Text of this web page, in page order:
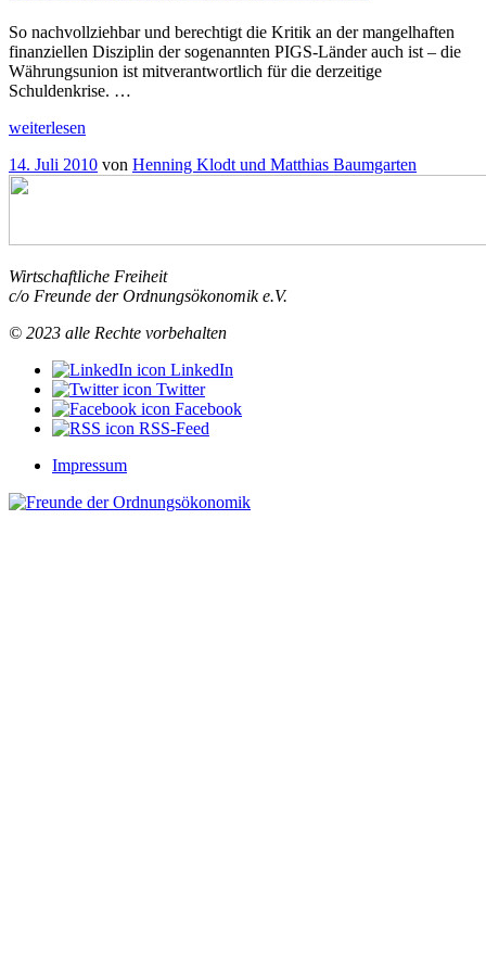
So nachvollziehbar und berechtigt die Kritik an der mangelhaften
finanziellen Disziplin der sogenannten PIGS-Länder auch ist – die
Währungsunion ist mitverantwortlich für die derzeitige
Schuldenkrise. …
„Die
des
Euro“
weiterlesen
Veröffentlicht
am
14. Juli 2010 von Henning Klodt und Matthias Baumgarten
Wirtschaftliche Freiheit
c/o Freunde der Ordnungsökonomik e.V.
© 2023 alle Rechte vorbehalten
LinkedIn
Twitter
Facebook
RSS-Feed
Impressum